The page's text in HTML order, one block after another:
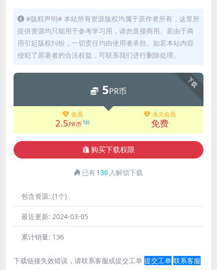
#版权声明# 本站所有资源版权均属于原作者所有，这里所
提供资源均只能用于参考学习用，请勿直接商用。若由于商
用引起版权纠纷，一切责任均由使用者承担。如若本站内容
侵犯了原著者的合法权益，可联系我们进行删除处理。
下载
5PR币
会员
2.5PR币 5折
永久会员
免费
购买下载权限
已有136 人解锁下载
包含资源: (1个)
最近更新: 2024-03-05
累计销量: 136
下载链接失效错误，请联系客服或提交工单 提交工单 联系客服